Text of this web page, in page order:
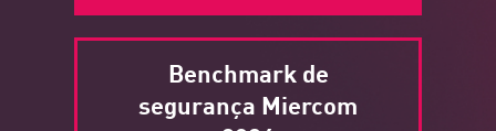
Benchmark de
segurança Miercom